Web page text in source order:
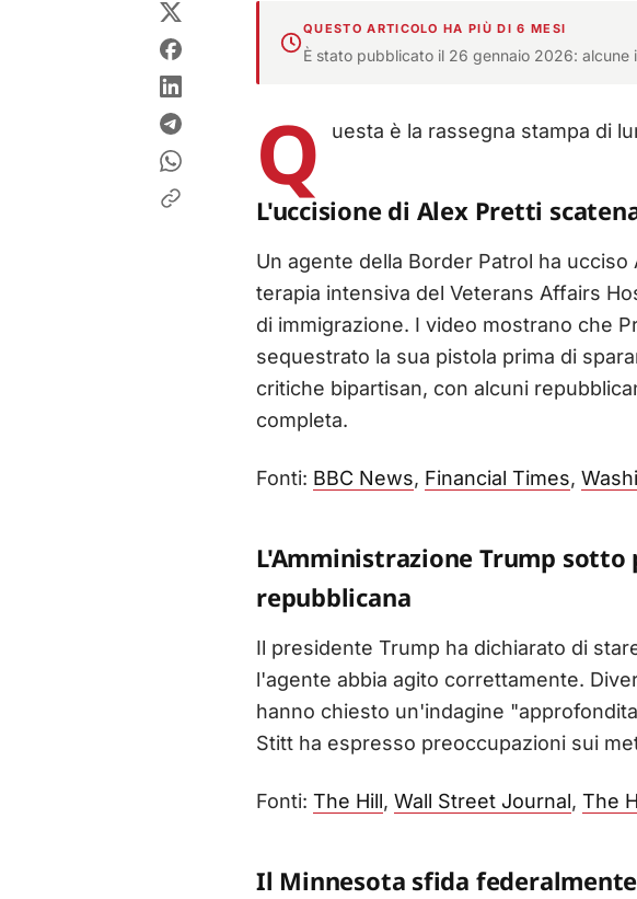
QUESTO ARTICOLO HA PIÙ DI 6 MESI
È stato pubblicato il 26 gennaio 2026:
Q uesta è la rassegna stampa di
L'uccisione di Alex Pretti
Un agente della Border Patrol ha
terapia intensiva del Veterans Affairs
di immigrazione. I video mostrano che
sequestrato la sua pistola prima di
critiche bipartisan, con alcuni
completa.
Fonti: BBC News, Financial Times,
L'Amministrazione Trump
repubblicana
Il presidente Trump ha dichiarato di
l'agente abbia agito correttamente.
hanno chiesto un'indagine
Stitt ha espresso preoccupazioni sui
Fonti: The Hill, Wall Street Journal, The
Il Minnesota sfida